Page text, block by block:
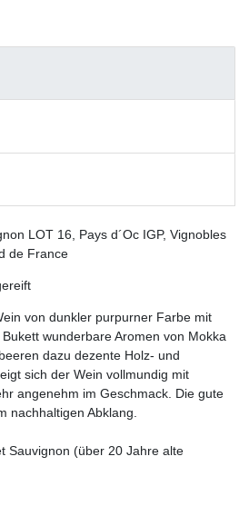
LOT 16, Pays d´Oc IGP, Vignobles
de France
von dunkler purpurner Farbe mit
wunderbare Aromen von Mokka
dazu dezente Holz- und
sich der Wein vollmundig mit
angenehm im Geschmack. Die gute
nachhaltigen Abklang.
Sauvignon (über 20 Jahre alte